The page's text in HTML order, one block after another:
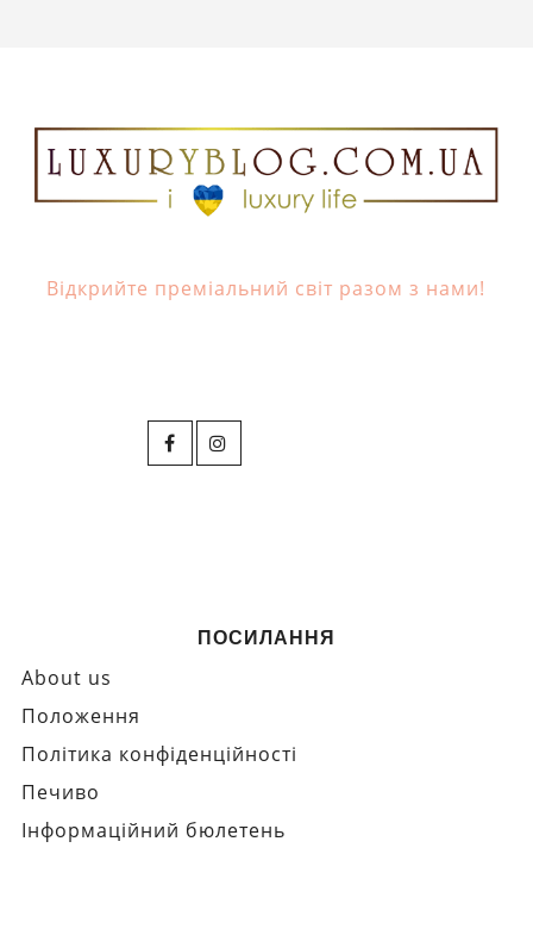
Відкрийте преміальний світ разом з нами!
ПОСИЛАННЯ
About us
Положення
Політика конфіденційності
Печиво
Інформаційний бюлетень